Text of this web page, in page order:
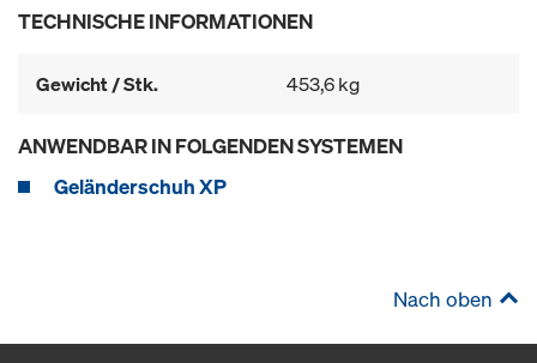
TECHNISCHE INFORMATIONEN
Gewicht / Stk. 453,6 kg
ANWENDBAR IN FOLGENDEN SYSTEMEN
Geländerschuh XP
Nach oben